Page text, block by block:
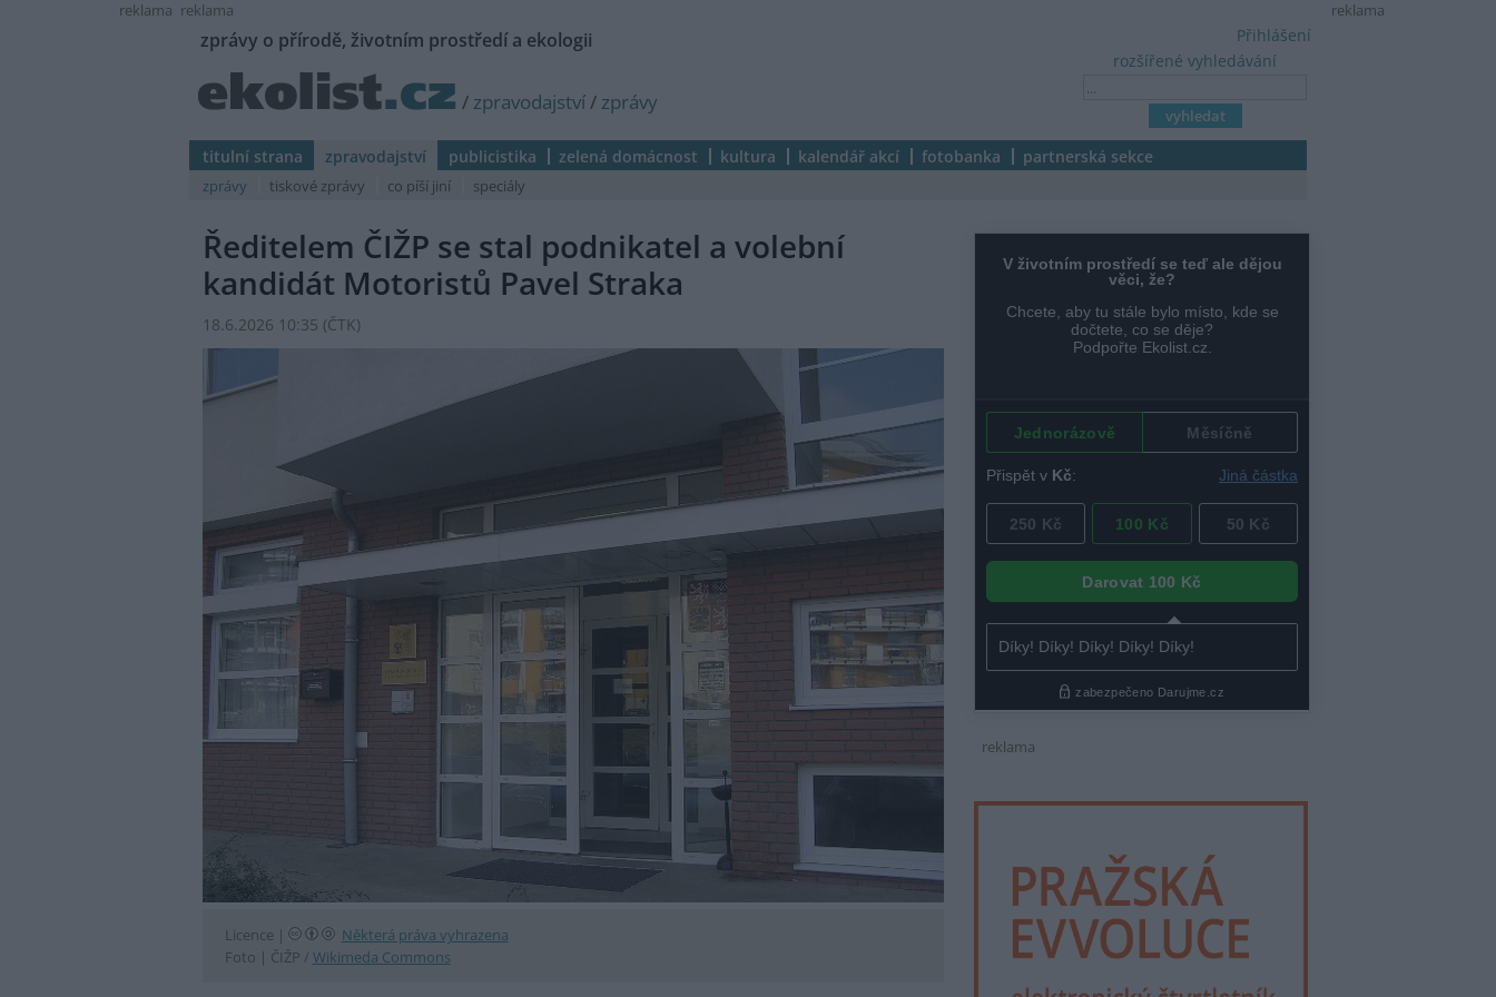
reklama
reklama reklama
zprávy o přírodě, životním prostředí a ekologii
/ zpravodajství/ zprávy
rozšířené vyhledávání
Přihlášení
titulní strana zpravodajství publicistika zelená domácnost kultura kalendář akcí fotobanka partnerská sekce
zprávy tiskové zprávy co píší jiní speciály
Ředitelem ČIŽP se stal podnikatel a volební
kandidát Motoristů Pavel Straka
18.6.2026 10:35 (ČTK)
Licence |
Některá práva vyhrazena
Foto | ČIŽP / Wikimeda Commons
reklama